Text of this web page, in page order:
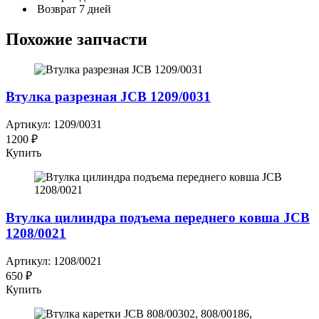
Возврат 7 дней
Похожие запчасти
Втулка разрезная JCB 1209/0031
Артикул: 1209/0031
1200 ₽
Купить
Втулка цилиндра подъема переднего ковша JCB
1208/0021
Артикул: 1208/0021
650 ₽
Купить